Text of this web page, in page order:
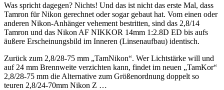
Was spricht dagegen? Nichts! Und das ist nicht das erste Mal, dass
Tamron für Nikon gerechnet oder sogar gebaut hat. Vom einen oder
anderen Nikon-Anhänger vehement bestritten, sind das 2,8/14
Tamron und das Nikon AF NIKKOR 14mm 1:2.8D ED bis aufs
äußere Erscheinungsbild im Inneren (Linsenaufbau) identisch.
Zurück zum 2,8/28-75 mm „TamNikon“. Wer Lichtstärke will und
auf 24 mm Brennweite verzichten kann, findet im neuen „TamKor“
2,8/28-75 mm die Alternative zum Größenordnung doppelt so
teuren 2,8/24-70mm Nikon Z …